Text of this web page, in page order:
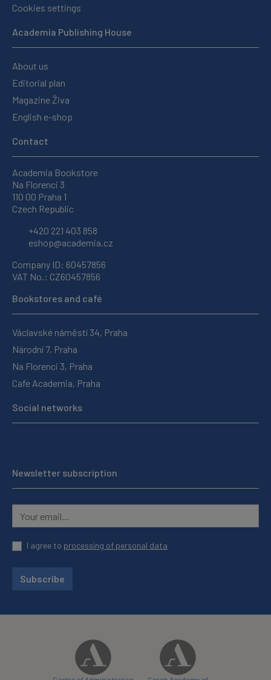
Cookies settings
Academia Publishing House
About us
Editorial plan
Magazine Živa
English e-shop
Contact
Academia Bookstore
Na Florenci 3
110 00 Praha 1
Czech Republic
+420 221 403 858
eshop@academia.cz
Company ID: 60457856
VAT No.: CZ60457856
Bookstores and café
Václavské náměstí 34, Praha
Národní 7, Praha
Na Florenci 3, Praha
Cafe Academia, Praha
Social networks
Newsletter subscription
I agree to processing of personal data
Subscribe